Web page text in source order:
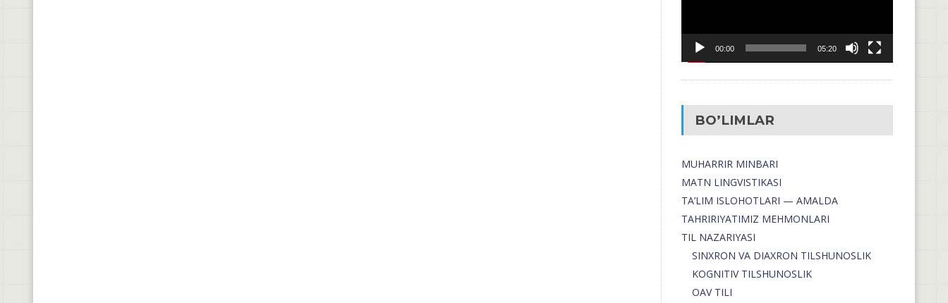
00:00 05:20
BO’LIMLAR
MUHARRIR MINBARI
MATN LINGVISTIKASI
TA’LIM ISLOHOTLARI — AMALDA
TAHRIRIYATIMIZ MEHMONLARI
TIL NAZARIYASI
SINXRON VA DIAXRON TILSHUNOSLIK
KOGNITIV TILSHUNOSLIK
OAV TILI